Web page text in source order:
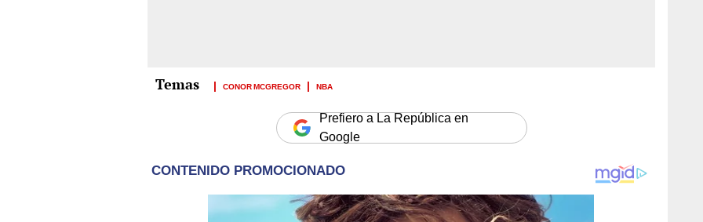
CONOR MCGREGOR NBA
Prefiero a La República en
Google